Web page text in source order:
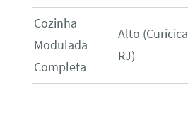
Cozinha
Modulada
Completa
Alto (Curicica
RJ)